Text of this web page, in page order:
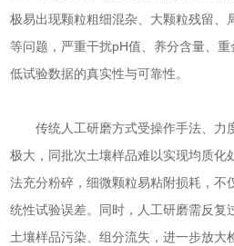
极易出现颗粒粗细混杂、大颗粒残留、
等问题，严重干扰pH值、养分含量、
低试验数据的真实性与可靠性。
传统人工研磨方式受操作手法、力
极大，同批次土壤样品难以实现均质化
法充分粉碎，细微颗粒易粘附损耗，不
统性试验误差。同时，人工研磨需反复
土壤样品污染、组分流失，进一步放大